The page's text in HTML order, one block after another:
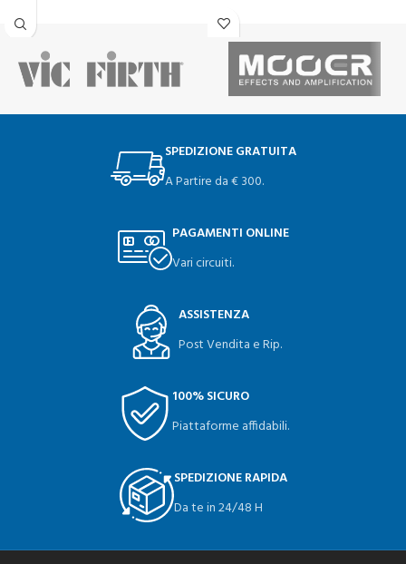
SPEDIZIONE GRATUITA
A Partire da € 300.
PAGAMENTI ONLINE
Vari circuiti.
ASSISTENZA
Post Vendita e Rip.
100% SICURO
Piattaforme affidabili.
SPEDIZIONE RAPIDA
Da te in 24/48 H